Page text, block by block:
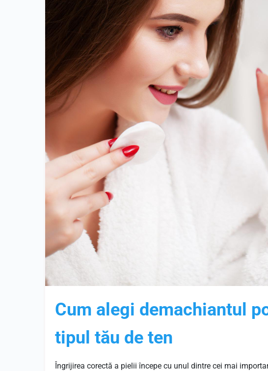
Cum alegi demachiantul
tipul tău de ten
Îngrijirea corectă a pielii începe cu unul dintre cei mai